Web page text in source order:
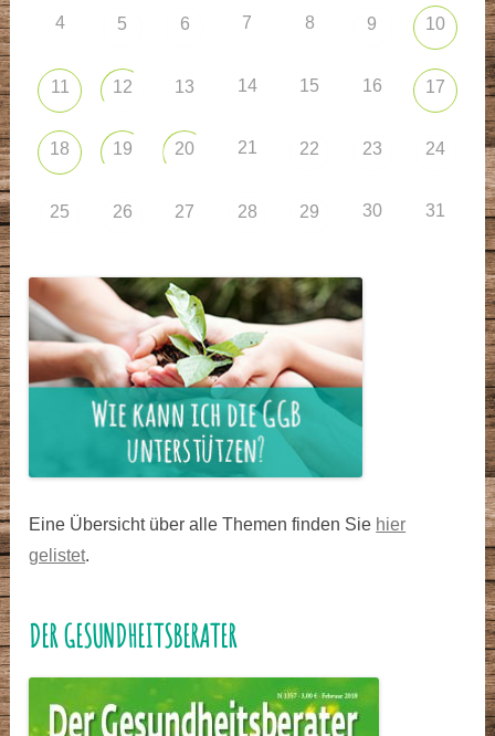
4 5 6 7 8 9 10
11 12 13 14 15 16 17
18 19 20 21 22 23 24
25 26 27 28 29 30 31
Eine Übersicht über alle Themen finden Sie hier
gelistet.
DER GESUNDHEITSBERATER